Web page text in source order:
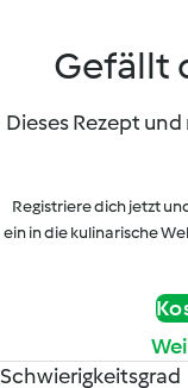
Gefällt
Dieses Rezept
Registriere dich jetzt
ein in die kulinarische
Schwierigkeitsgrad